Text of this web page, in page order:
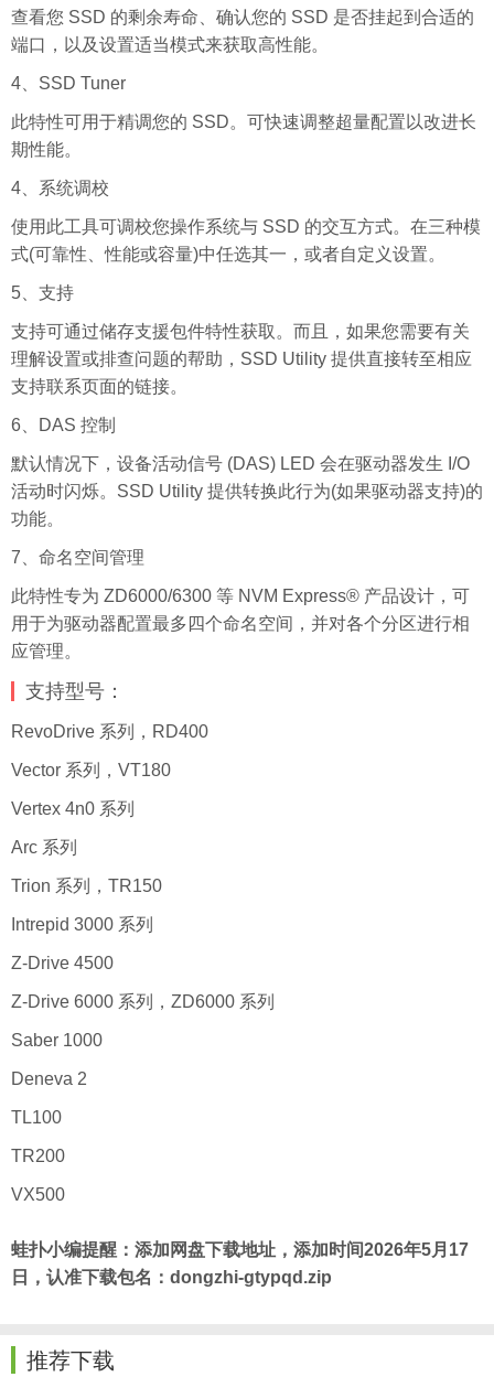
查看您 SSD 的剩余寿命、确认您的 SSD 是否挂起到合适的
端口，以及设置适当模式来获取高性能。
4、SSD Tuner
此特性可用于精调您的 SSD。可快速调整超量配置以改进长
期性能。
4、系统调校
使用此工具可调校您操作系统与 SSD 的交互方式。在三种模
式(可靠性、性能或容量)中任选其一，或者自定义设置。
5、支持
支持可通过储存支援包件特性获取。而且，如果您需要有关
理解设置或排查问题的帮助，SSD Utility 提供直接转至相应
支持联系页面的链接。
6、DAS 控制
默认情况下，设备活动信号 (DAS) LED 会在驱动器发生 I/O
活动时闪烁。SSD Utility 提供转换此行为(如果驱动器支持)的
功能。
7、命名空间管理
此特性专为 ZD6000/6300 等 NVM Express® 产品设计，可
用于为驱动器配置最多四个命名空间，并对各个分区进行相
应管理。
支持型号：
RevoDrive 系列，RD400
Vector 系列，VT180
Vertex 4n0 系列
Arc 系列
Trion 系列，TR150
Intrepid 3000 系列
Z-Drive 4500
Z-Drive 6000 系列，ZD6000 系列
Saber 1000
Deneva 2
TL100
TR200
VX500
蛙扑小编提醒：添加网盘下载地址，添加时间2026年5月17
日，认准下载包名：dongzhi-gtypqd.zip
推荐下载